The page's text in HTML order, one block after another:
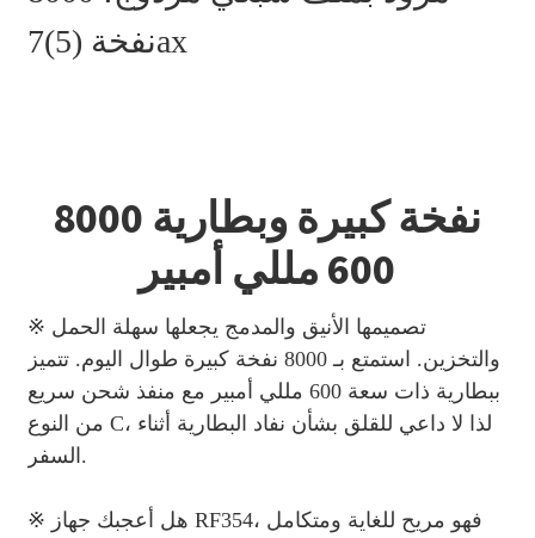
8000 نفخة كبيرة وبطارية
600 مللي أمبير
※ تصميمها الأنيق والمدمج يجعلها سهلة الحمل
والتخزين. استمتع بـ 8000 نفخة كبيرة طوال اليوم. تتميز
ببطارية ذات سعة 600 مللي أمبير مع منفذ شحن سريع
من النوع C، لذا لا داعي للقلق بشأن نفاد البطارية أثناء
السفر.
※ هل أعجبك جهاز RF354، فهو مريح للغاية ومتكامل